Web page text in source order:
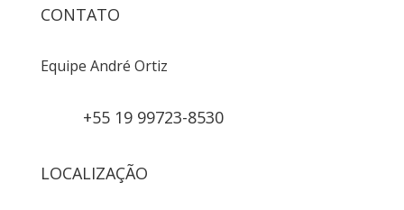
CONTATO
Equipe André Ortiz
+55 19 99723-8530
LOCALIZAÇÃO